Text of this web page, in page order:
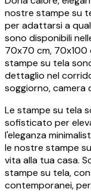
nostre stampe su
per adattarsi a
sono disponibili
70x70 cm, 70x100
stampe su tela
dettaglio nel
soggiorno, camera
Le stampe su tela
sofisticato per
l'eleganza
le nostre stampe
vita alla tua casa.
stampe su tela,
contemporanei,